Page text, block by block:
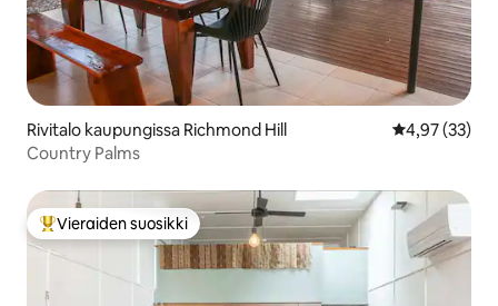
Rivitalo kaupungissa Richmond Hill
4,97 (33)
Country Palms
Vieraiden suosikkien parhaimmistoa
Vieraiden suosikki